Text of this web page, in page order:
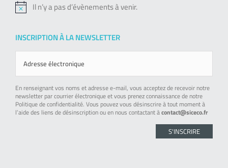
Notice
Il n’y a pas d’évènements à venir.
INSCRIPTION À LA NEWSLETTER
En renseignant vos noms et adresse e-mail, vous acceptez de recevoir notre
newsletter par courrier électronique et vous prenez connaissance de notre
Politique de confidentialité. Vous pouvez vous désinscrire à tout moment à
l’aide des liens de désinscription ou en nous contactant àcontact@siceco.fr